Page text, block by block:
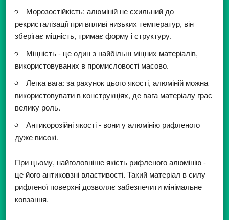
Морозостійкість: алюміній не схильний до
рекристалізації при впливі низьких температур, він
зберігає міцність, тримає форму і структуру.
Міцність - це один з найбільш міцних матеріалів,
використовуваних в промисловості масово.
Легка вага: за рахунок цього якості, алюміній можна
використовувати в конструкціях, де вага матеріалу грає
велику роль.
Антикорозійні якості - вони у алюмінію рифленого
дуже високі.
При цьому, найголовніше якість рифленого алюмінію -
це його антиковзні властивості. Такий матеріал в силу
рифленої поверхні дозволяє забезпечити мінімальне
ковзання.